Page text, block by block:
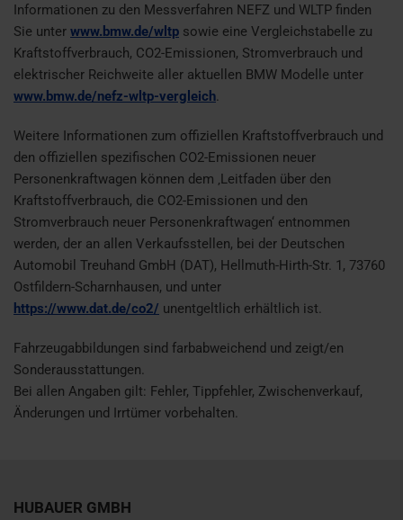
Informationen zu den Messverfahren NEFZ und WLTP finden
Sie unter www.bmw.de/wltp sowie eine Vergleichstabelle zu
Kraftstoffverbrauch, CO2-Emissionen, Stromverbrauch und
elektrischer Reichweite aller aktuellen BMW Modelle unter
www.bmw.de/nefz-wltp-vergleich.
Weitere Informationen zum offiziellen Kraftstoffverbrauch und
den offiziellen spezifischen CO2-Emissionen neuer
Personenkraftwagen können dem ‚Leitfaden über den
Kraftstoffverbrauch, die CO2-Emissionen und den
Stromverbrauch neuer Personenkraftwagen‘ entnommen
werden, der an allen Verkaufsstellen, bei der Deutschen
Automobil Treuhand GmbH (DAT), Hellmuth-Hirth-Str. 1, 73760
Ostfildern-Scharnhausen, und unter
https://www.dat.de/co2/ unentgeltlich erhältlich ist.
Fahrzeugabbildungen sind farbabweichend und zeigt/en
Sonderausstattungen.
Bei allen Angaben gilt: Fehler, Tippfehler, Zwischenverkauf,
Änderungen und Irrtümer vorbehalten.
HUBAUER GMBH